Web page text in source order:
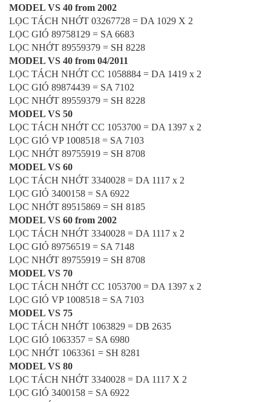
MODEL VS 40 from 2002
LỌC TÁCH NHỚT 03267728 = DA 1029 X 2
LỌC GIÓ 89758129 = SA 6683
LỌC NHỚT 89559379 = SH 8228
MODEL VS 40 from 04/2011
LỌC TÁCH NHỚT CC 1058884 = DA 1419 x 2
LỌC GIÓ 89874439 = SA 7102
LỌC NHỚT 89559379 = SH 8228
MODEL VS 50
LỌC TÁCH NHỚT CC 1053700 = DA 1397 x 2
LỌC GIÓ VP 1008518 = SA 7103
LỌC NHỚT 89755919 = SH 8708
MODEL VS 60
LỌC TÁCH NHỚT 3340028 = DA 1117 x 2
LỌC GIÓ 3400158 = SA 6922
LỌC NHỚT 89515869 = SH 8185
MODEL VS 60 from 2002
LỌC TÁCH NHỚT 3340028 = DA 1117 x 2
LỌC GIÓ 89756519 = SA 7148
LỌC NHỚT 89755919 = SH 8708
MODEL VS 70
LỌC TÁCH NHỚT CC 1053700 = DA 1397 x 2
LỌC GIÓ VP 1008518 = SA 7103
MODEL VS 75
LỌC TÁCH NHỚT 1063829 = DB 2635
LỌC GIÓ 1063357 = SA 6980
LỌC NHỚT 1063361 = SH 8281
MODEL VS 80
LỌC TÁCH NHỚT 3340028 = DA 1117 X 2
LỌC GIÓ 3400158 = SA 6922